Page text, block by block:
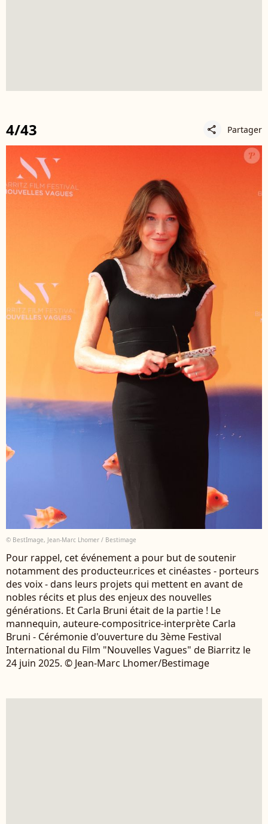
4/43 share Partager
© BestImage, Jean-Marc Lhomer / Bestimage
Pour rappel, cet événement a pour but de soutenir
notamment des producteur.rices et cinéastes - porteurs
des voix - dans leurs projets qui mettent en avant de
nobles récits et plus des enjeux des nouvelles
générations. Et Carla Bruni était de la partie ! Le
mannequin, auteure-compositrice-interprète Carla
Bruni - Cérémonie d'ouverture du 3ème Festival
International du Film "Nouvelles Vagues" de Biarritz le
24 juin 2025. © Jean-Marc Lhomer/Bestimage